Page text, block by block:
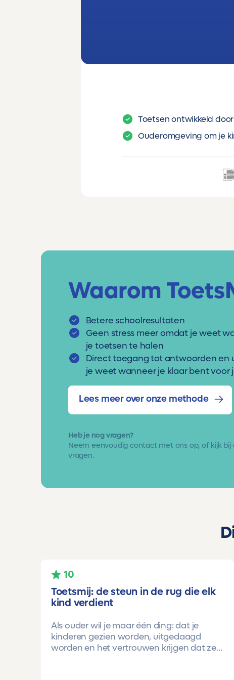
Toetsen ontwikkeld
Ouderomgeving om je
Waarom
Betere schoolresultaten
Geen stress meer omdat je weet
je toetsen te halen
Direct toegang tot antwoorden en
je weet wanneer je klaar bent voor
Lees meer over onze methode
Heb je nog vragen?
Neem eenvoudigcontact met ons op, of kijk bij
vragen.
10
Toetsmij: de steun in de rug die elk
kind verdient
Als ouder wil je maar één ding: dat je
kinderen gezien worden, uitgedaagd
worden en het vertrouwen krijgen dat ze